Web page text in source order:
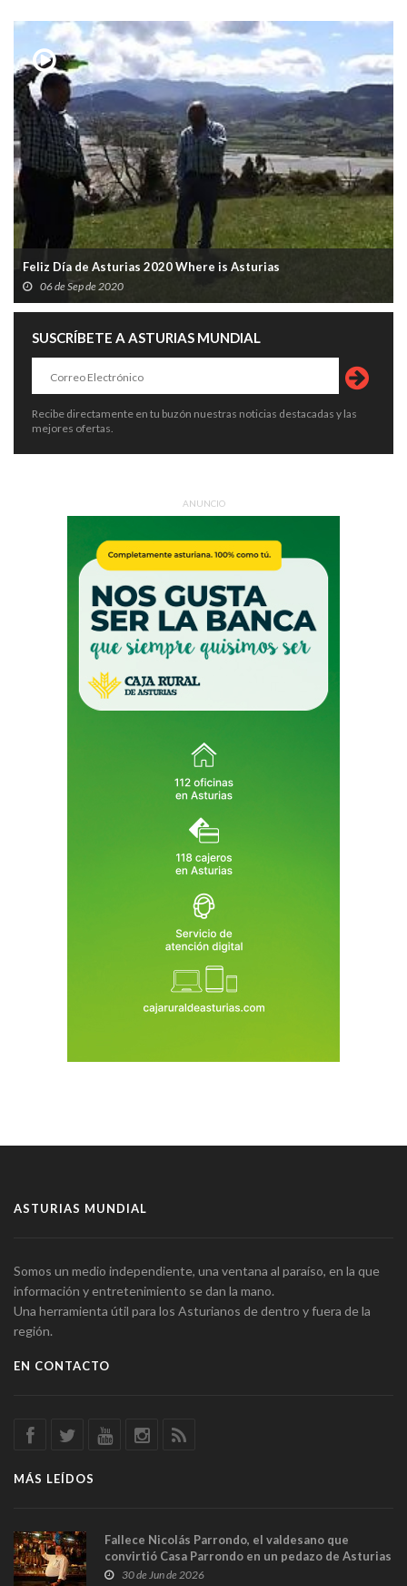
Feliz Día de Asturias 2020 Where is Asturias
06 de Sep de 2020
SUSCRÍBETE A ASTURIAS MUNDIAL
Recibe directamente en tu buzón nuestras noticias destacadas y las
mejores ofertas.
ANUNCIO
ASTURIAS MUNDIAL
Somos un medio independiente, una ventana al paraíso, en la que
información y entretenimiento se dan la mano.
Una herramienta útil para los Asturianos de dentro y fuera de la
región.
EN CONTACTO
MÁS LEÍDOS
Fallece Nicolás Parrondo, el valdesano que
convirtió Casa Parrondo en un pedazo de Asturias
en Madrid
30 de Jun de 2026